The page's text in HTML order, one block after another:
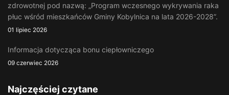
zdrowotnej pod nazwą: „Program wczesnego wykrywania raka
płuc wśród mieszkańców Gminy Kobylnica na lata 2026-2028”.
01 lipiec 2026
Informacja dotycząca bonu ciepłowniczego
09 czerwiec 2026
Najczęściej czytane